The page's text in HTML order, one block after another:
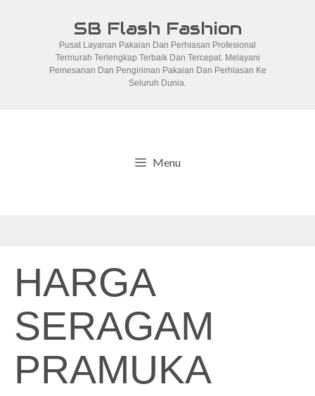
SB Flash Fashion
Pusat Layanan Pakaian Dan Perhiasan Profesional
Termurah Terlengkap Terbaik Dan Tercepat. Melayani
Pemesanan Dan Pengiriman Pakaian Dan Perhiasan Ke
Seluruh Dunia.
Menu
HARGA
SERAGAM
PRAMUKA